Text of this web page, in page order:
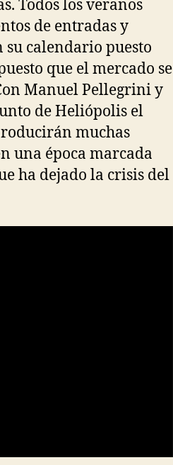
Todos los veranos
de entradas y
su calendario puesto
que el mercado se
Manuel Pellegrini y
de Heliópolis el
muchas
una época marcada
ha dejado la crisis del